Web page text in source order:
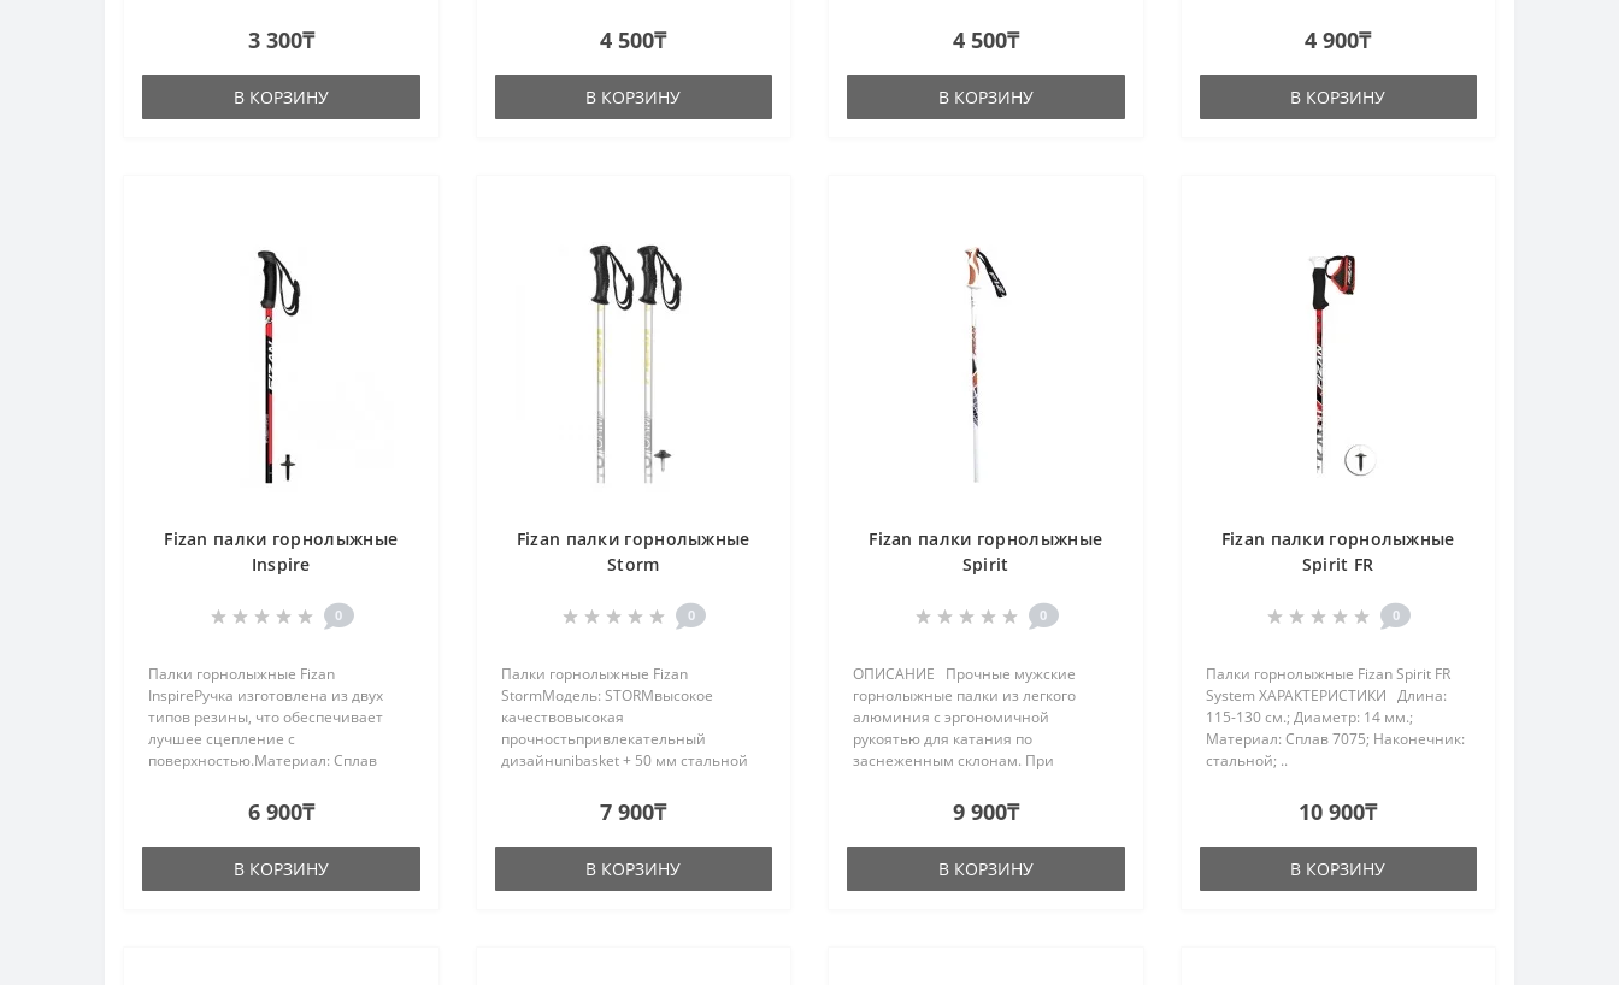
Конструкция: 6061 сплав алюминия
Рукоятки: Рез..3 300₸
В КОРЗИНУ
4 500₸
В КОРЗИНУ
4 500₸
В КОРЗИНУ
4 900₸
В КОРЗИНУ
Fizan палки горнолыжные
Inspire
0
Палки горнолыжные Fizan
InspireРучка изготовлена из двух
типов резины, что обеспечивает
лучшее сцепление с
поверхностью.Материал: Сплав
производительность: идеальный
баланс, жесткость и передачу
мощности.Изготовлен и..
6 900₸
В КОРЗИНУ
Fizan палки горнолыжные
Storm
0
Палки горнолыжные Fizan
StormМодель: STORMвысокое
качествовысокая
прочностьпривлекательный
дизайнunibasket + 50 мм стальной
эргономическая ручкаПоперечное
сечение 16 ммСделано в Италии..
7 900₸
В КОРЗИНУ
Fizan палки горнолыжные
Spirit
0
ОПИСАНИЕ Прочные мужские
горнолыжные палки из легкого
алюминия с эргономичной
рукоятью для катания по
заснеженным склонам. При
палок компания Fizan применяет
новую термо сублимационную
технологию нанесения графики, о..
9 900₸
В КОРЗИНУ
Fizan палки горнолыжные
Spirit FR
0
Палки горнолыжные Fizan Spirit FR
System ХАРАКТЕРИСТИКИ Длина:
115-130 см.; Диаметр: 14 мм.;
Материал: Сплав 7075; Наконечник:
стальной; ..
10 900₸
В КОРЗИНУ